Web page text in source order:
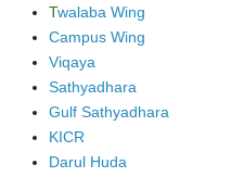
Twalaba Wing
Campus Wing
Viqaya
Sathyadhara
Gulf Sathyadhara
KICR
Darul Huda